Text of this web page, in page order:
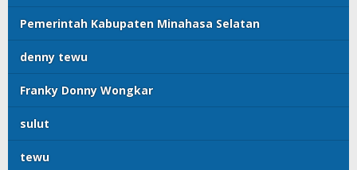
Pemerintah Kabupaten Minahasa Selatan
denny tewu
Franky Donny Wongkar
sulut
tewu